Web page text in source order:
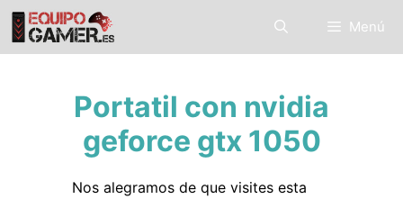
Saltar
contenido
Menú
Portatil con nvidia
geforce gtx 1050
Nos alegramos de que visites esta